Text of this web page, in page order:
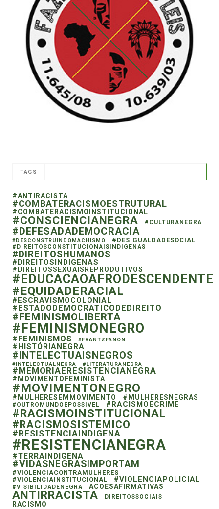
TAGS
#ANTIRACISTA
#COMBATERACISMOESTRUTURAL
#COMBATERACISMOINSTITUCIONAL
#CONSCIENCIANEGRA #CULTURANEGRA
#DEFESADADEMOCRACIA
#DESCONSTRUINDOMACHISMO #DESIGUALDADESOCIAL
#DIREITOSCONSTITUCIONAISINDIGENAS
#DIREITOSHUMANOS
#DIREITOSINDIGENAS
#DIREITOSSEXUAISREPRODUTIVOS
#EDUCACAOAFRODESCENDENTE
#EQUIDADERACIAL
#ESCRAVISMOCOLONIAL
#ESTADODEMOCRATICODEDIREITO
#FEMINISMOLIBERTA
#FEMINISMONEGRO
#FEMINISMOS #FRANTZFANON
#HISTÓRIANEGRA
#INTELECTUAISNEGROS
#INTELECTUALNEGRA #LITERATURANEGRA
#MEMORIAERESISTENCIANEGRA
#MOVIMENTOFEMINISTA
#MOVIMENTONEGRO
#MULHERESEMMOVIMENTO #MULHERESNEGRAS
#OUTROMUNDOEPOSSIVEL #RACISMOECRIME
#RACISMOINSTITUCIONAL
#RACISMOSISTEMICO
#RESISTENCIAINDIGENA
#RESISTENCIANEGRA
#TERRAINDIGENA
#VIDASNEGRASIMPORTAM
#VIOLENCIACONTRAMULHERES
#VIOLENCIAINSTITUCIONAL
#VIOLENCIAPOLICIAL
#VISIBILIDADENEGRA ACOESAFIRMATIVAS
ANTIRRACISTA DIREITOSSOCIAIS
RACISMO